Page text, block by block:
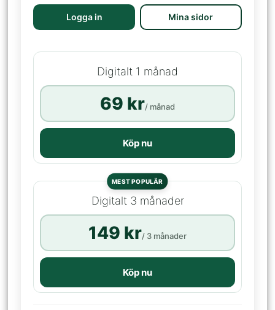
Logga in Mina sidor
Digitalt 1 månad
69 kr/ månad
Köp nu
MEST POPULÄR
Digitalt 3 månader
149 kr/ 3 månader
Köp nu